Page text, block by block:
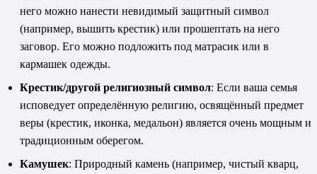
него можно нанести невидимый защитный символ
(например, вышить крестик) или прошептать на него
заговор. Его можно подложить под матрасик или в
кармашек одежды.
Крестик/другой религиозный символ: Если ваша семья
исповедует определённую религию, освящённый предмет
веры (крестик, иконка, медальон) является очень мощным и
традиционным оберегом.
Камушек: Природный камень (например, чистый кварц,